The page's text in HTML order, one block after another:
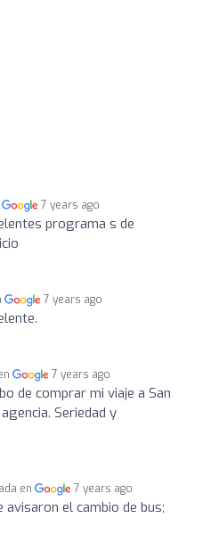
7 years ago
programa s de
7 years ago
7 years ago
de comprar mi viaje a San
Seriedad y
en 7 years ago
avisaron el cambio de bus;